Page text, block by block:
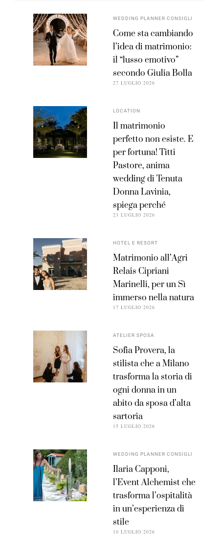
WEDDING PLANNER CONSIGLI
Come sta cambiando
l’idea di matrimonio:
il “lusso emotivo”
secondo Giulia Bolla
27 LUGLIO 2026
LOCATION
Il matrimonio
perfetto non esiste. E
per fortuna! Titti
Pastore, anima
wedding di Tenuta
Donna Lavinia,
spiega perché
23 LUGLIO 2026
HOTEL E RESORT
Matrimonio all’Agri
Relais Cipriani
Marinelli, per un Sì
immerso nella natura
17 LUGLIO 2026
ATELIER SPOSA
Sofia Provera, la
stilista che a Milano
trasforma la storia di
ogni donna in un
abito da sposa d’alta
sartoria
15 LUGLIO 2026
WEDDING PLANNER CONSIGLI
Ilaria Capponi,
l’Event Alchemist che
trasforma l’ospitalità
in un’esperienza di
stile
10 LUGLIO 2026